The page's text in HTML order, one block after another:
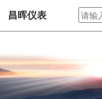
昌晖仪表